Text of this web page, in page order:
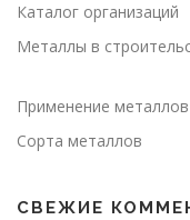
Каталог организаций
Металлы в
Применение металлов
Сорта металлов
СВЕЖИЕ